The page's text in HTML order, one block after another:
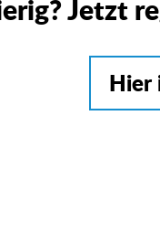
Jetzt
Hier